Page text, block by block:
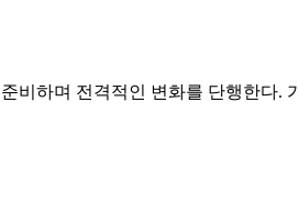
비하며 전격적인 변화를 단행한다